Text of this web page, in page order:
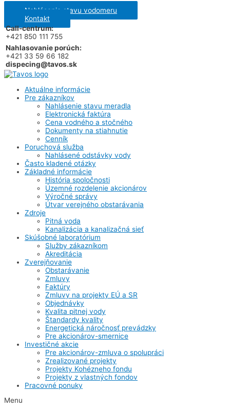
Nahlásenie stavu vodomeru
Kontakt
Call-centrum:
+421 850 111 755
Nahlasovanie porúch:
+421 33 59 66 182
dispecing@tavos.sk
Aktuálne informácie
Pre zákazníkov
Nahlásenie stavu meradla
Elektronická faktúra
Cena vodného a stočného
Dokumenty na stiahnutie
Cenník
Poruchová služba
Nahlásené odstávky vody
Často kladené otázky
Základné informácie
História spoločnosti
Územné rozdelenie akcionárov
Výročné správy
Útvar verejného obstarávania
Zdroje
Pitná voda
Kanalizácia a kanalizačná sieť
Skúšobné laboratórium
Služby zákazníkom
Akreditácia
Zverejňovanie
Obstarávanie
Zmluvy
Faktúry
Zmluvy na projekty EÚ a SR
Objednávky
Kvalita pitnej vody
Štandardy kvality
Energetická náročnosť prevádzky
Pre akcionárov-smernice
Investičné akcie
Pre akcionárov-zmluva o spolupráci
Zrealizované projekty
Projekty Kohézneho fondu
Projekty z vlastných fondov
Pracovné ponuky
Menu